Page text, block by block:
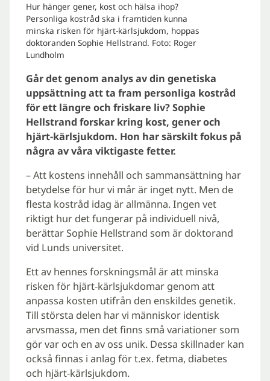
Hur hänger gener, kost och hälsa ihop?
Personliga kostråd ska i framtiden kunna
minska risken för hjärt-kärlsjukdom, hoppas
doktoranden Sophie Hellstrand. Foto: Roger
Lundholm
Går det genom analys av din genetiska
uppsättning att ta fram personliga kostråd
för ett längre och friskare liv? Sophie
Hellstrand forskar kring kost, gener och
hjärt-kärlsjukdom. Hon har särskilt fokus på
några av våra viktigaste fetter.
– Att kostens innehåll och sammansättning har
betydelse för hur vi mår är inget nytt. Men de
flesta kostråd idag är allmänna. Ingen vet
riktigt hur det fungerar på individuell nivå,
berättar Sophie Hellstrand som är doktorand
vid Lunds universitet.
Ett av hennes forskningsmål är att minska
risken för hjärt-kärlsjukdomar genom att
anpassa kosten utifrån den enskildes genetik.
Till största delen har vi människor identisk
arvsmassa, men det finns små variationer som
gör var och en av oss unik. Dessa skillnader kan
också finnas i anlag för t.ex. fetma, diabetes
och hjärt-kärlsjukdom.